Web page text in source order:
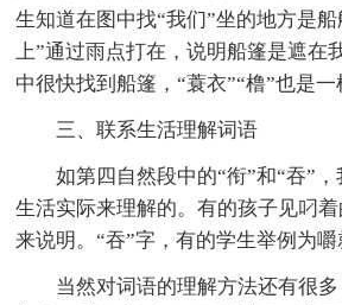
生知道在图中找“我们”坐的地方是
上”通过雨点打在，说明船篷是遮在
中很快找到船篷，“蓑衣”“橹”也是一
三、联系生活理解词语
如第四自然段中的“衔”和“吞”
生活实际来理解的。有的孩子见叼
来说明。“吞”字，有的学生举例为嚼
当然对词语的理解方法还有很